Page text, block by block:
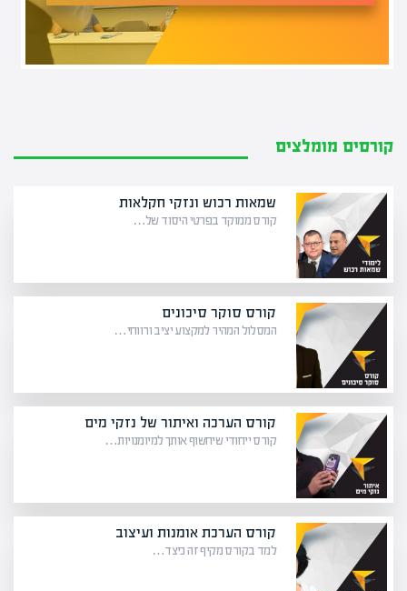
קורסים מומלצים
שמאות רכוש ונזקי חקלאות
קורס ממוקד בפרטי היסוד של…
קורס סוקר סיכונים
המסלול המהיר למקצוע יציב ורווחי…
קורס הערכה ואיתור של נזקי מים
קורס ייחודי שיחשוף אותך למיומנויות…
קורס הערכת אומנות ועיצוב
למד בקורס מקיף זה כיצד…